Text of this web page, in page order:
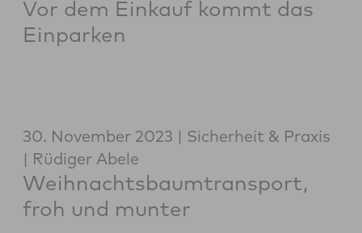
Vor dem Einkauf kommt das
Einparken
30. November 2023
Sicherheit & Praxis
Rüdiger Abele
Weihnachtsbaumtransport,
froh und munter